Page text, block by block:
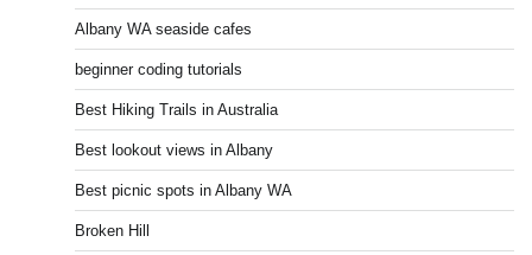
Albany WA seaside cafes
beginner coding tutorials
Best Hiking Trails in Australia
Best lookout views in Albany
Best picnic spots in Albany WA
Broken Hill